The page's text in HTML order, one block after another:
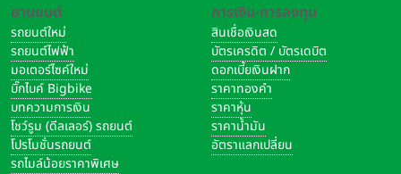
ยานยนต์
รถยนต์ใหม่
รถยนต์ไฟฟ้า
มอเตอร์ไซค์ใหม่
บิ๊กไบค์ Bigbike
บทความการเงิน
โชว์รูม (ดีลเลอร์) รถยนต์
โปรโมชั่นรถยนต์
รถไมล์น้อยราคาพิเศษ
การเงิน-การลงทุน
สินเชื่อเงินสด
บัตรเครดิต / บัตรเดบิต
ดอกเบี้ยเงินฝาก
ราคาทองคำ
ราคาหุ้น
ราคาน้ำมัน
อัตราแลกเปลี่ยน